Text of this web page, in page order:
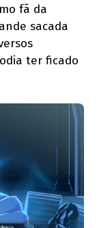
fã da
sacada
ter ficado